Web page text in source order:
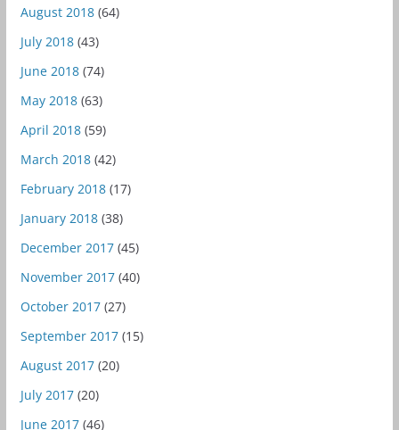
August 2018(64)
July 2018(43)
June 2018(74)
May 2018(63)
April 2018(59)
March 2018(42)
February 2018(17)
January 2018(38)
December 2017(45)
November 2017(40)
October 2017(27)
September 2017(15)
August 2017(20)
July 2017(20)
June 2017(46)